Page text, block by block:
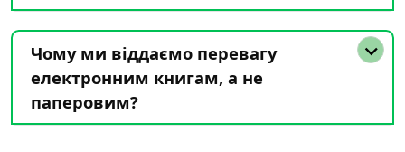
Чому ми віддаємо перевагу
електронним книгам, а не
паперовим?